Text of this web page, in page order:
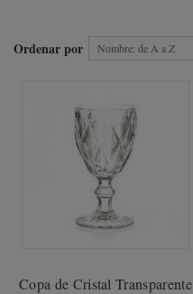
Ordenar por Nombre: de A a Z
Copa de Cristal Transparente